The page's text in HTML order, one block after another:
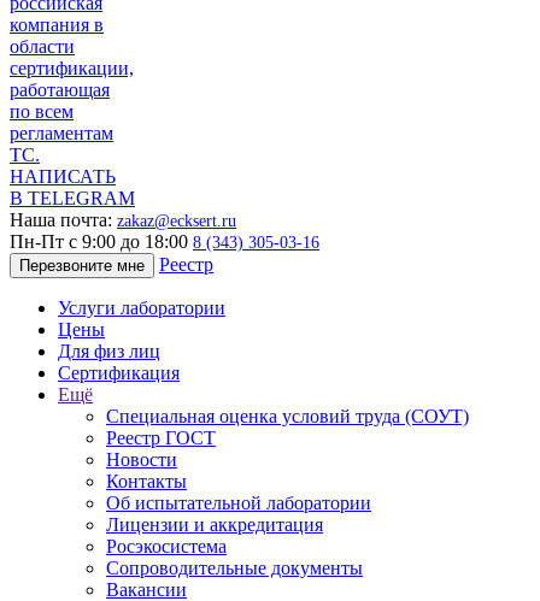
НАПИСАТЬ
В TELEGRAM
Наша почта: zakaz@ecksert.ru
Пн-Пт с 9:00 до 18:00 8 (343) 305-03-16
Перезвоните мне
Реестр
Услуги лаборатории
Цены
Для физ лиц
Сертификация
Ещё
Специальная оценка условий труда (СОУТ)
Реестр ГОСТ
Новости
Контакты
Об испытательной лаборатории
Лицензии и аккредитация
Росэкосистема
Сопроводительные документы
Вакансии